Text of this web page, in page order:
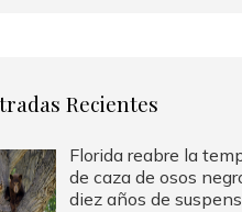
Recientes
Florida reabre la
de caza de osos
diez años de